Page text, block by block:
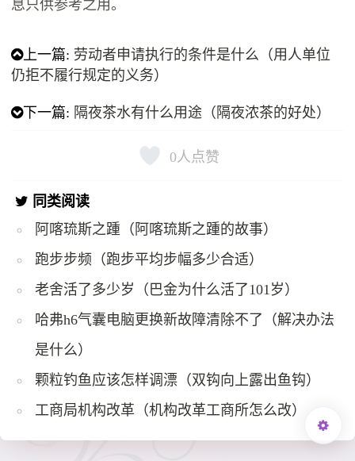
息只供参考之用。
上一篇: 劳动者申请执行的条件是什么（用人单位
仍拒不履行规定的义务）
下一篇: 隔夜茶水有什么用途（隔夜浓茶的好处）
0人点赞
同类阅读
阿喀琉斯之踵（阿喀琉斯之踵的故事）
跑步步频（跑步平均步幅多少合适）
老舍活了多少岁（巴金为什么活了101岁）
哈弗h6气囊电脑更换新故障清除不了（解决办法
是什么）
颗粒钓鱼应该怎样调漂（双钩向上露出鱼钩）
工商局机构改革（机构改革工商所怎么改）